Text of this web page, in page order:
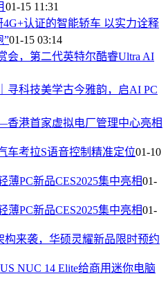
01-15 11:31
认证的智能轿车 以实力诠释
”01-15 03:14
会，第二代英特尔酷睿Ultra AI
寻科技美学古今雅韵，启AI PC
港首家虚拟电厂管理中心亮相
车考拉S语音控制精准定位01-10
PC新品CES2025集中亮相01-
PC新品CES2025集中亮相01-
构来袭，华硕灵耀新品限时预约
NUC 14 Elite给商用迷你电脑